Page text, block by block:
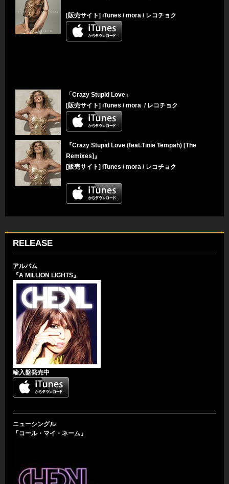
[販売サイト] iTunes /mora / レコチョク
「Crazy Stupid Love」
[販売サイト] iTunes /mora / レコチョク
『Crazy Stupid Love (feat.Tinie Tempah) [The
Remixes]』
[販売サイト] iTunes /mora / レコチョク
RELEASE
アルバム
『A MILLION LIGHTS』
輸入盤発売中
ニューシングル
「コール・マイ・ネーム」